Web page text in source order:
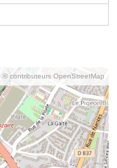
© contributeurs OpenStreetMap